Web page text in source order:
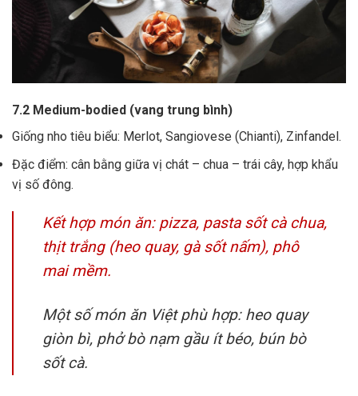
7.2 Medium-bodied (vang trung bình)
Giống nho tiêu biểu: Merlot, Sangiovese (Chianti), Zinfandel.
Đặc điểm: cân bằng giữa vị chát – chua – trái cây, hợp khẩu
vị số đông.
Kết hợp món ăn: pizza, pasta sốt cà chua,
thịt trắng (heo quay, gà sốt nấm), phô
mai mềm.
Một số món ăn Việt phù hợp: heo quay
giòn bì, phở bò nạm gầu ít béo, bún bò
sốt cà.